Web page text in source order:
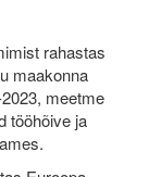
rahastas
maakonna
meetme
tööhõive ja